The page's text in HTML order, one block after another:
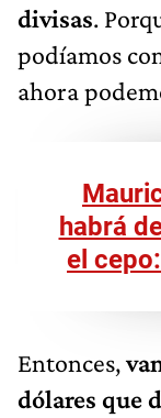
divisas.
podíamos
ahora
habrá
el
Entonces,
dólares que